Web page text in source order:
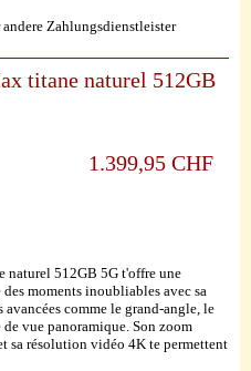
Zahlungsdienstleister
titane naturel 512GB
1.399,95 CHF
naturel 512GB 5G t'offre une
moments inoubliables avec sa
comme le grand-angle, le
vue panoramique. Son zoom
sa résolution vidéo 4K te permettent